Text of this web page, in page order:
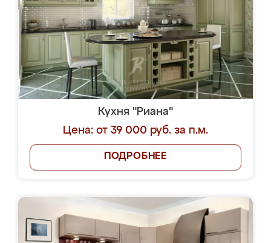
Кухня "Риана"
Цена: от 39 000 руб. за п.м.
ПОДРОБНЕЕ